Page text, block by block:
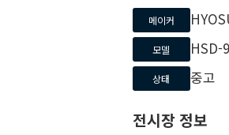
메이커
모델 HSD-
상태 중고
전시장 정보